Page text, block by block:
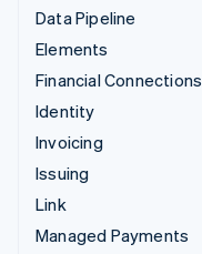
Data Pipeline
Elements
Financial Connections
Identity
Invoicing
Issuing
Link
Managed Payments